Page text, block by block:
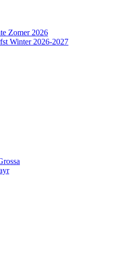
Zomer 2026
Winter 2026-2027